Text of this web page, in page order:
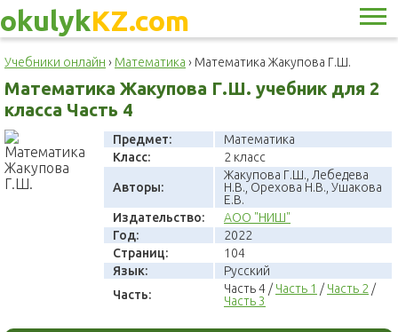
okulykKZ.com
Учебники онлайн › Математика › Математика Жакупова Г.Ш.
Математика Жакупова Г.Ш. учебник для 2
класса Часть 4
Предмет:
Математика
Класс:
2 класс
Авторы:
Жакупова Г.Ш., Лебедева
Н.В., Орехова Н.В., Ушакова
Е.В.
Издательство:
АОО "НИШ"
Год:
2022
Страниц:
104
Язык:
Русский
Часть:
Часть 4 / Часть 1 / Часть 2 /
Часть 3